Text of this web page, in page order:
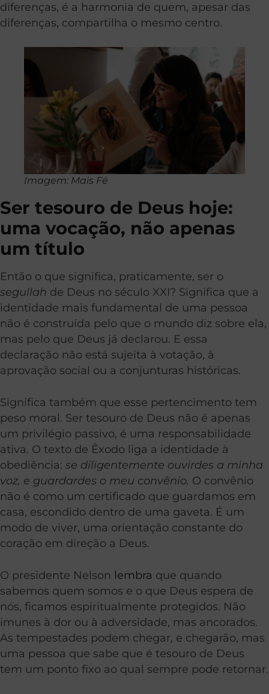
diferenças, é a harmonia de quem, apesar das
diferenças, compartilha o mesmo centro.
Imagem: Mais Fé
Ser tesouro de Deus hoje:
uma vocação, não apenas
um título
Então o que significa, praticamente, ser o
segullah de Deus no século XXI? Significa que a
identidade mais fundamental de uma pessoa
não é construída pelo que o mundo diz sobre ela,
mas pelo que Deus já declarou. E essa
declaração não está sujeita à votação, à
aprovação social ou a conjunturas históricas.
Significa também que esse pertencimento tem
peso moral. Ser tesouro de Deus não é apenas
um privilégio passivo, é uma responsabilidade
ativa. O texto de Êxodo liga a identidade à
obediência: se diligentemente ouvirdes a minha
voz, e guardardes o meu convênio. O convênio
não é como um certificado que guardamos em
casa, escondido dentro de uma gaveta. É um
modo de viver, uma orientação constante do
coração em direção a Deus.
O presidente Nelson lembra que quando
sabemos quem somos e o que Deus espera de
nós, ficamos espiritualmente protegidos. Não
imunes à dor ou à adversidade, mas ancorados.
As tempestades podem chegar, e chegarão, mas
uma pessoa que sabe que é tesouro de Deus
tem um ponto fixo ao qual sempre pode retornar.